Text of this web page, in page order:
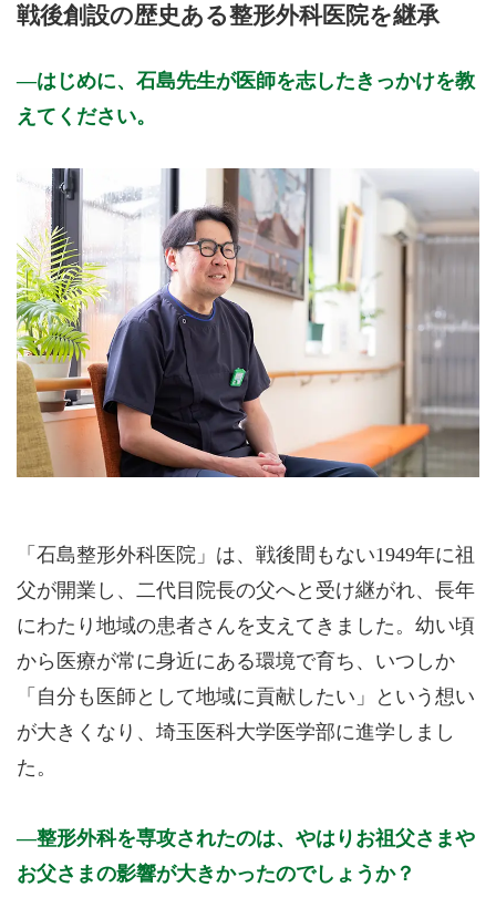
戦後創設の歴史ある整形外科医院を継承
はじめに、石島先生が医師を志したきっかけを教
えてください。
「石島整形外科医院」は、戦後間もない1949年に祖
父が開業し、二代目院長の父へと受け継がれ、長年
にわたり地域の患者さんを支えてきました。幼い頃
から医療が常に身近にある環境で育ち、いつしか
「自分も医師として地域に貢献したい」という想い
が大きくなり、埼玉医科大学医学部に進学しまし
た。
整形外科を専攻されたのは、やはりお祖父さまや
お父さまの影響が大きかったのでしょうか？